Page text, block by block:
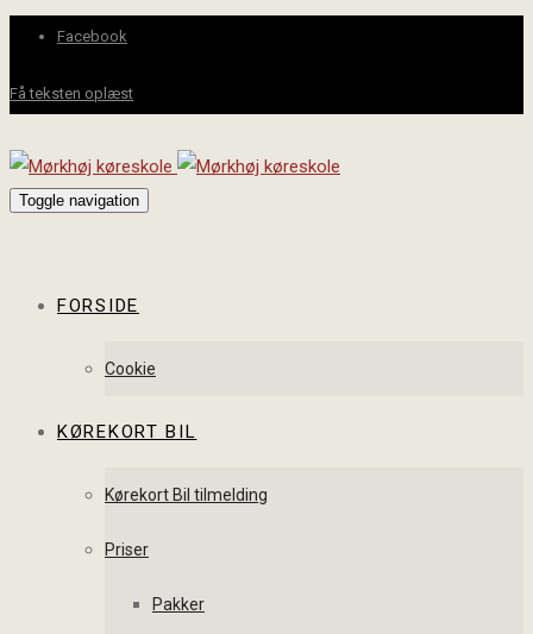
Facebook
Få teksten oplæst
Toggle navigation
FORSIDE
Cookie
KØREKORT BIL
Kørekort Bil tilmelding
Priser
Pakker